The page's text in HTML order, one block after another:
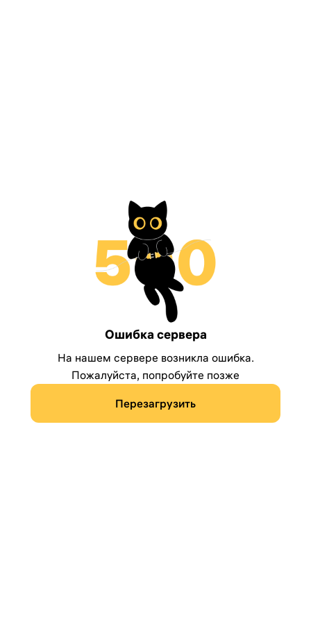
Ошибка сервера
На нашем сервере возникла ошибка.
Пожалуйста, попробуйте позже
Перезагрузить